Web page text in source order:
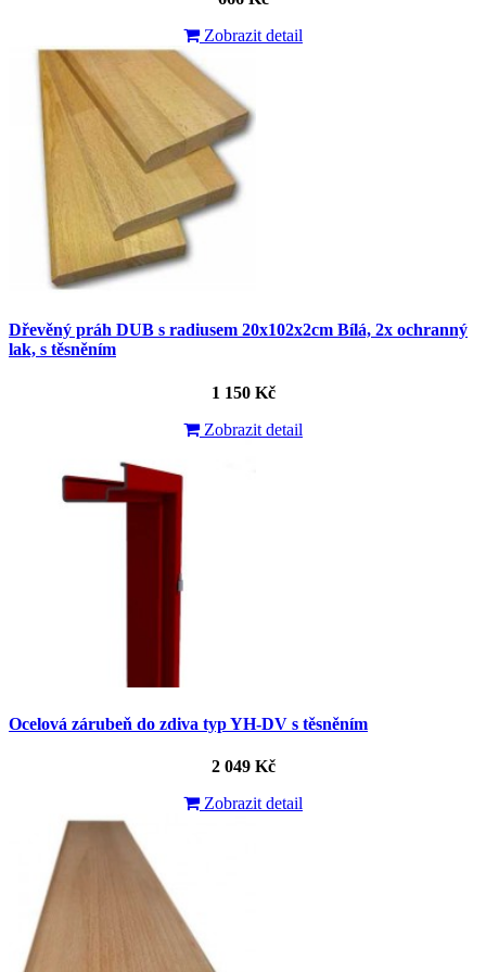
Zobrazit detail
Dřevěný práh DUB s radiusem 20x102x2cm Bílá, 2x ochranný
lak, s těsněním
1 150 Kč
Zobrazit detail
Ocelová zárubeň do zdiva typ YH-DV s těsněním
2 049 Kč
Zobrazit detail